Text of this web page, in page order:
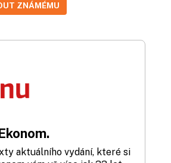
ZNÁMÉMU
aktuálního vydání, které si